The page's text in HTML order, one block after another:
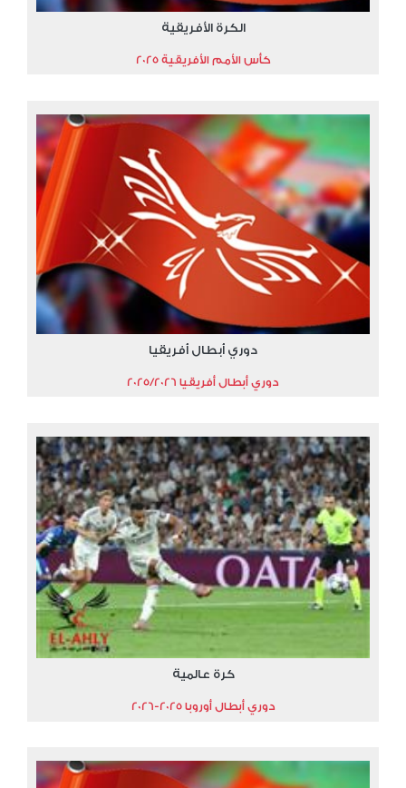
الكرة الأفريقية
كأس الأمم الأفريقية 2025
دوري أبطال أفريقيا
دوري أبطال أفريقيا 2025/2026
كرة عالمية
دوري أبطال أوروبا 2025-2026